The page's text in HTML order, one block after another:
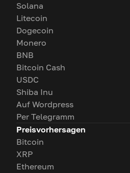
Solana
Litecoin
Dogecoin
Monero
BNB
Bitcoin Cash
USDC
Shiba Inu
Auf Wordpress
Per Telegramm
Preisvorhersagen
Bitcoin
XRP
Ethereum